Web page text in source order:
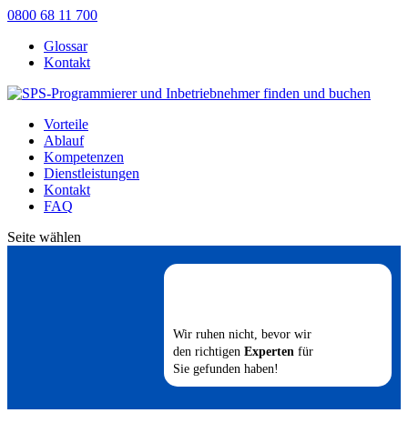
0800 68 11 700
Glossar
Kontakt
Vorteile
Ablauf
Kompetenzen
Dienstleistungen
Kontakt
FAQ
Seite wählen
Wir ruhen nicht, bevor wir
den richtigen Experten für
Sie gefunden haben!